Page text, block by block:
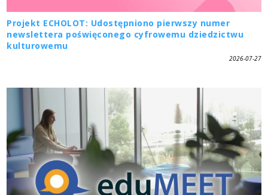
Projekt ECHOLOT: Udostępniono pierwszy numer
newslettera poświęconego cyfrowemu dziedzictwu
kulturowemu
2026-07-27